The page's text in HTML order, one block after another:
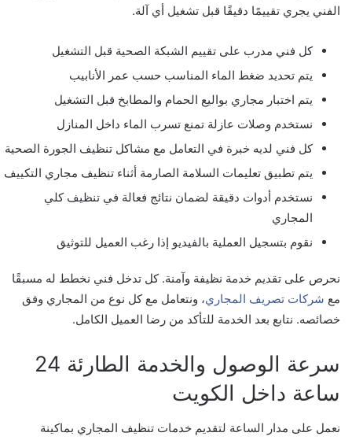
الفني يجري تقييمًا دقيقًا قبل تشغيل أي آلة.
كل فني مدرب على تقييم الشبكة الصحية قبل التشغيل
يتم تحديد ضغط الماء المناسب حسب عمر الأنابيب
يتم اختبار مجاري بواليع الحمام والمطابخ قبل التشغيل
نستخدم وصلات عازلة تمنع تسرب الماء داخل المنازل
كل فني لديه خبرة في التعامل مع مشاكل تنظيف الجورة الصحية
يتم تطبيق تعليمات السلامة الصارمة أثناء تنظيف مجاري التكييف
نستخدم أدوات دقيقة لضمان نتائج فعالة في تنظيف كلي
المجاري
نقوم بتسجيل العملية بالفيديو إذا رغب العميل للتوثيق
نحرص على تقديم خدمة نظيفة وآمنة. كل تدخل فني نخطط له مسبقًا
مع شركات تصريف المجاري، ونتعامل مع كل نوع من المجاري وفق
خصائصه. نتابع بعد الخدمة للتأكد من رضا العميل الكامل.
سرعة الوصول والخدمة الطارئة 24
ساعة داخل الكويت
نعمل على مدار الساعة لتقديم خدمات تنظيف المجاري بماكينة